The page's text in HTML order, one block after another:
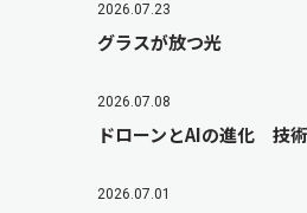
2026.07.23
グラスが放つ光
2026.07.08
ドローンとAIの進化 技
2026.07.01